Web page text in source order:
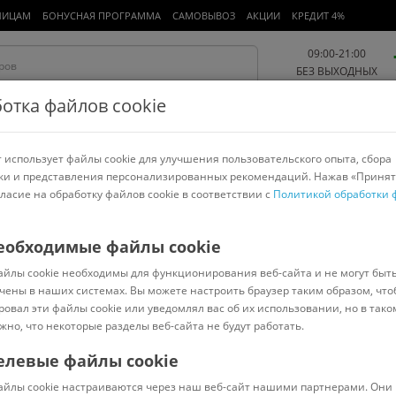
БОНУСНАЯ ПРОГРАММА САМОВЫВОЗ АКЦИИ КРЕДИТ 4%
09:00-21:00
БЕЗ ВЫХОДНЫХ
Работа и офис Авто и мото Детям и мамам Красота и
спорт
Xiaomi Фен-щетка Дорожный фен Philips Scarlett
файлов cookie
файлы cookie для улучшения пользовательского опыта, сбора
и представления персонализированных рекомендаций. Нажав
на обработку файлов cookie в соответствии с Политикой обработки
файлы cookie
cookie необходимы для функционирования веб-сайта и не могут
в наших системах. Вы можете настроить браузер таким образом,
эти файлы cookie или уведомлял вас об их использовании, но в
что некоторые разделы веб-сайта не будут работать.
файлы cookie
cookie настраиваются через наш веб-сайт нашими партнерами. Они